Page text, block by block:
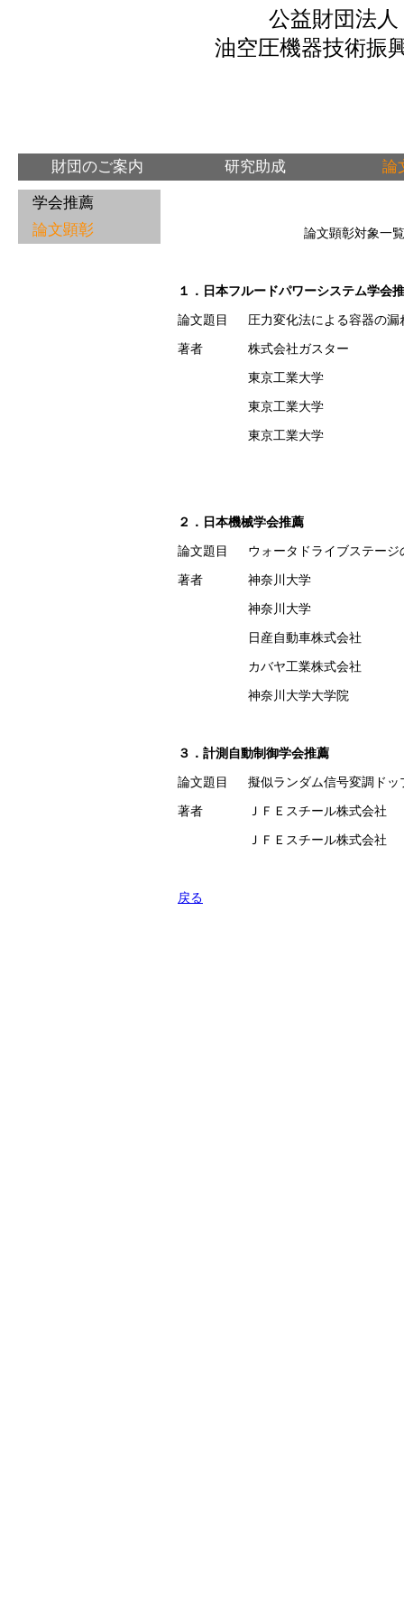
公益財団法人
油空圧機器技術振
財団のご案内 研究助成 論
学会推薦
論文顕彰
論文顕彰対象一
１．日本フルードパワーシステム学会
論文題目
圧力変化法による容器の
著者
株式会社ガスター
東京工業大学
東京工業大学
東京工業大学
２．日本機械学会推薦
論文題目
ウォータドライブステー
著者
神奈川大学
神奈川大学
日産自動車株式会社
カバヤ工業株式会社
神奈川大学大学院
３．計測自動制御学会推薦
論文題目
擬似ランダム信号変調ド
著者
ＪＦＥスチール株式会社
ＪＦＥスチール株式会社
戻る